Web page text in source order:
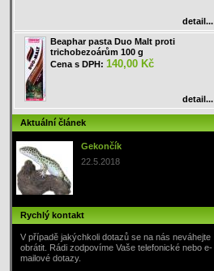
detail...
Beaphar pasta Duo Malt proti
trichobezoárům 100 g
Cena s DPH: 140,00 Kč
detail...
Aktuální článek
Gekončík
22.5.2018
Rychlý kontakt
V případě jakýchkoli dotazů se na nás neváhejte
obrátit. Rádi zodpovíme Vaše telefonické nebo e-
mailové dotazy.